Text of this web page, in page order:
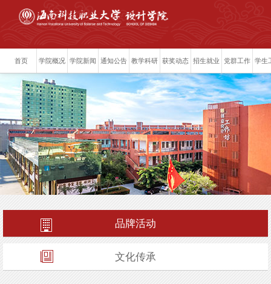
首页 学院概况 学院新闻 通知公告 教学科研 获奖动态 招生就业 党群工作 学生
品牌活动
文化传承